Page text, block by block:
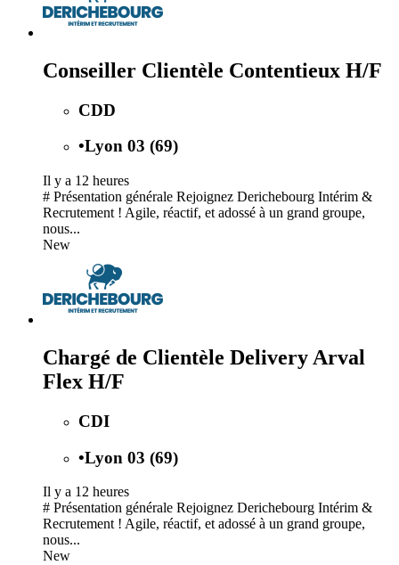
Conseiller Clientèle Contentieux H/F
CDD
•Lyon 03 (69)
Il y a 12 heures
# Présentation générale Rejoignez Derichebourg Intérim &
Recrutement ! Agile, réactif, et adossé à un grand groupe,
nous...
New
Chargé de Clientèle Delivery Arval
Flex H/F
CDI
•Lyon 03 (69)
Il y a 12 heures
# Présentation générale Rejoignez Derichebourg Intérim &
Recrutement ! Agile, réactif, et adossé à un grand groupe,
nous...
New